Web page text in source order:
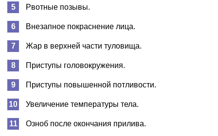
Рвотные позывы.
Внезапное покраснение лица.
Жар в верхней части туловища.
Приступы головокружения.
Приступы повышенной потливости.
Увеличение температуры тела.
Озноб после окончания прилива.